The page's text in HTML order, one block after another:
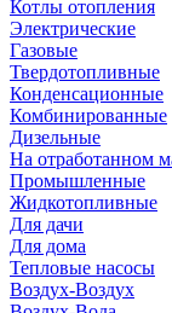
Котлы отопления
Электрические
Газовые
Твердотопливные
Конденсационные
Комбинированные
Дизельные
На отработанном
Промышленные
Жидкотопливные
Для дачи
Для дома
Тепловые насосы
Воздух-Воздух